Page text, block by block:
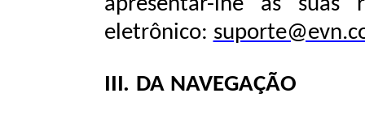
eletrônico:
III. DA NAVEGAÇÃO